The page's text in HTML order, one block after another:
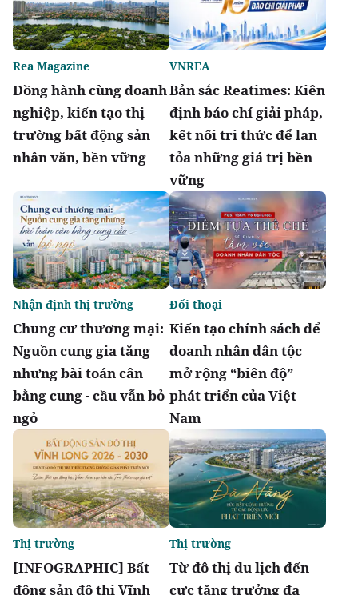
Đồng hành cùng doanh
nghiệp, kiến tạo thị
trường bất động sản
nhân văn, bền vững
Rea Magazine
Bản sắc Reatimes: Kiên
định báo chí giải pháp,
kết nối tri thức để lan
tỏa những giá trị bền
vững
VNREA
Chung cư thương mại:
Nguồn cung gia tăng
nhưng bài toán cân
bằng cung - cầu vẫn bỏ
ngỏ
Nhận định thị trường
Kiến tạo chính sách để
doanh nhân dân tộc
mở rộng “biên độ”
phát triển của Việt
Nam
Đối thoại
[INFOGRAPHIC] Bất
động sản đô thị Vĩnh
Thị trường
Từ đô thị du lịch đến
cực tăng trưởng đa
Thị trường